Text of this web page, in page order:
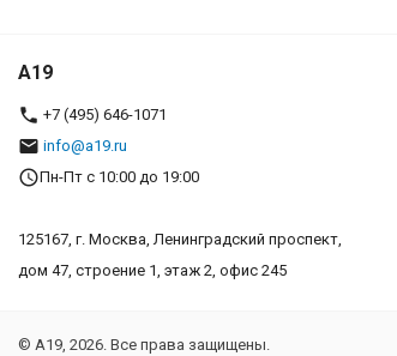
A19
+7 (495) 646-1071
info@a19.ru
Пн-Пт с 10:00 до 19:00
125167, г. Москва, Ленинградский проспект,
дом 47, строение 1, этаж 2, офис 245
© A19, 2026. Все права защищены.